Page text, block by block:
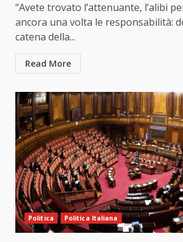
“Avete trovato l’attenuante, l’alibi
ancora una volta le responsabilità:
catena della...
Read More
Politica Politica Italiana